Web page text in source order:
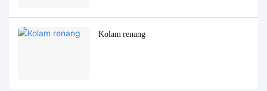
Kolam renang